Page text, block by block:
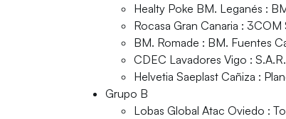
Healty Poke BM. Leganés :
Rocasa Gran Canaria : 3COM
BM. Romade : BM. Fuentes
CDEC Lavadores Vigo :
Helvetia Saeplast Cañiza :
Grupo B
Lobas Global Atac Oviedo :